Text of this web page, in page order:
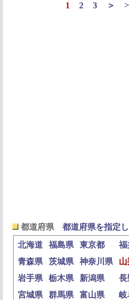
1 2 3 ＞
都道府県
都道府県を指定
北海道
福島県 東京都 福
青森県
茨城県 神奈川県
岩手県
栃木県 新潟県 長
宮城県
群馬県 富山県 岐